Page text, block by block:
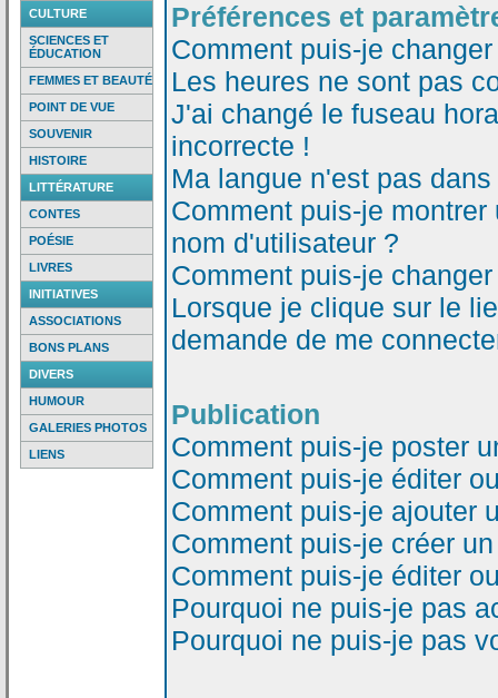
CULTURE
SCIENCES ET
ÉDUCATION
FEMMES ET BEAUTÉ
POINT DE VUE
SOUVENIR
HISTOIRE
LITTÉRATURE
CONTES
POÉSIE
LIVRES
INITIATIVES
ASSOCIATIONS
BONS PLANS
DIVERS
HUMOUR
GALERIES PHOTOS
LIENS
Préférences et
Comment puis-je
Les heures ne sont pas
J'ai changé le fuseau
incorrecte !
Ma langue n'est pas
Comment puis-je
nom d'utilisateur ?
Comment puis-je
Lorsque je clique sur le
demande de me
Publication
Comment puis-je poster
Comment puis-je éditer
Comment puis-je ajouter
Comment puis-je créer
Comment puis-je éditer
Pourquoi ne puis-je pas
Pourquoi ne puis-je pas